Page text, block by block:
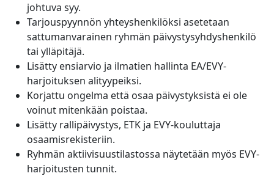
johtuva syy.
Tarjouspyynnön yhteyshenkilöksi asetetaan
sattumanvarainen ryhmän päivystysyhdyshenkilö
tai ylläpitäjä.
Lisätty ensiarvio ja ilmatien hallinta EA/EVY-
harjoituksen alityypeiksi.
Korjattu ongelma että osaa päivystyksistä ei ole
voinut mitenkään poistaa.
Lisätty rallipäivystys, ETK ja EVY-kouluttaja
osaamisrekisteriin.
Ryhmän aktiivisuustilastossa näytetään myös EVY-
harjoitusten tunnit.